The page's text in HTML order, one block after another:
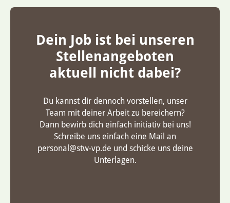
Dein Job ist bei unseren
Stellenangeboten
aktuell nicht dabei?
Du kannst dir dennoch vorstellen, unser
Team mit deiner Arbeit zu bereichern?
Dann bewirb dich einfach initiativ bei uns!
Schreibe uns einfach eine Mail an
personal@stw-vp.de und schicke uns deine
Unterlagen.